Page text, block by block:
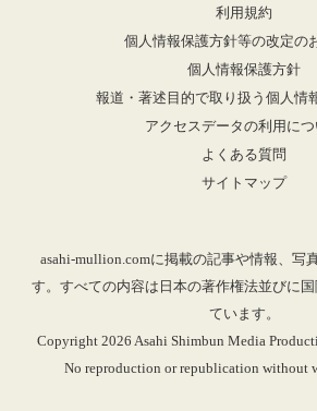
利用規約
個人情報保護方針等の改定の
個人情報保護方針
報道・著述目的で取り扱う個人情
アクセスデータの利用につ
よくある質問
サイトマップ
asahi-mullion.comに掲載の記事や情報、写
す。すべての内容は日本の著作権法並びに
ています。
Copyright 2026 Asahi Shimbun Media
No reproduction or republication without